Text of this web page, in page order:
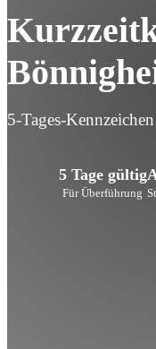
5-Tages-
5 Tage gültig
Für Überführung